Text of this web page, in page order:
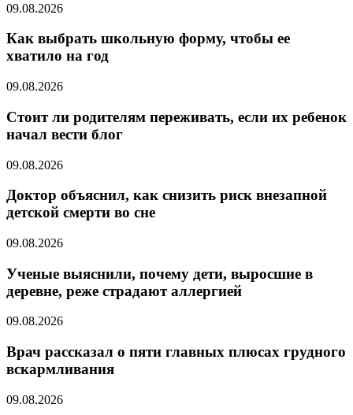
09.08.2026
Как выбрать школьную форму, чтобы ее
хватило на год
09.08.2026
Стоит ли родителям переживать, если их ребенок
начал вести блог
09.08.2026
Доктор объяснил, как снизить риск внезапной
детской смерти во сне
09.08.2026
Ученые выяснили, почему дети, выросшие в
деревне, реже страдают аллергией
09.08.2026
Врач рассказал о пяти главных плюсах грудного
вскармливания
09.08.2026